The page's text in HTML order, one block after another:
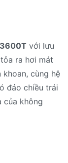
với lưu
ra hơi mát
cùng hệ
đảo chiều trái
của không